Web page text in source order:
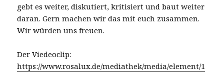
gebt es weiter, diskutiert, kritisiert und baut weiter
daran. Gern machen wir das mit euch zusammen.
Wir würden uns freuen.
Der Viedeoclip:
https://www.rosalux.de/mediathek/media/element/1